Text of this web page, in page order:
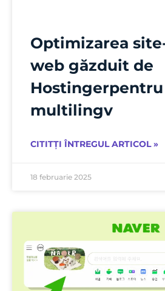
Optimizarea
web găzduit de
Hostingerpentru
multilingv
CITITȚI ÎNTREGUL ARTICOL »
18 februarie 2025